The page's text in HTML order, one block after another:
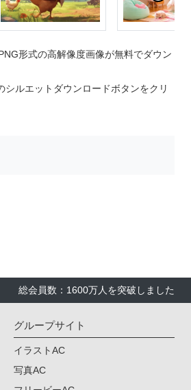
形式の高解像度画像が無料でダウン
シルエットダウンロードボタンをクリ
総会員数：1600万人を突破しました
グループサイト
イラストAC
写真AC